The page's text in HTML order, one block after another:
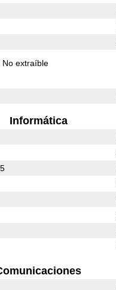
No extraíble
Informática